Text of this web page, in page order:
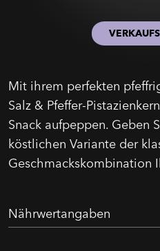
Mit ihrem perfekten
Salz & Pfeffer-
Snack aufpeppen. Geben
köstlichen Variante der
Geschmackskombination
Nährwertangaben